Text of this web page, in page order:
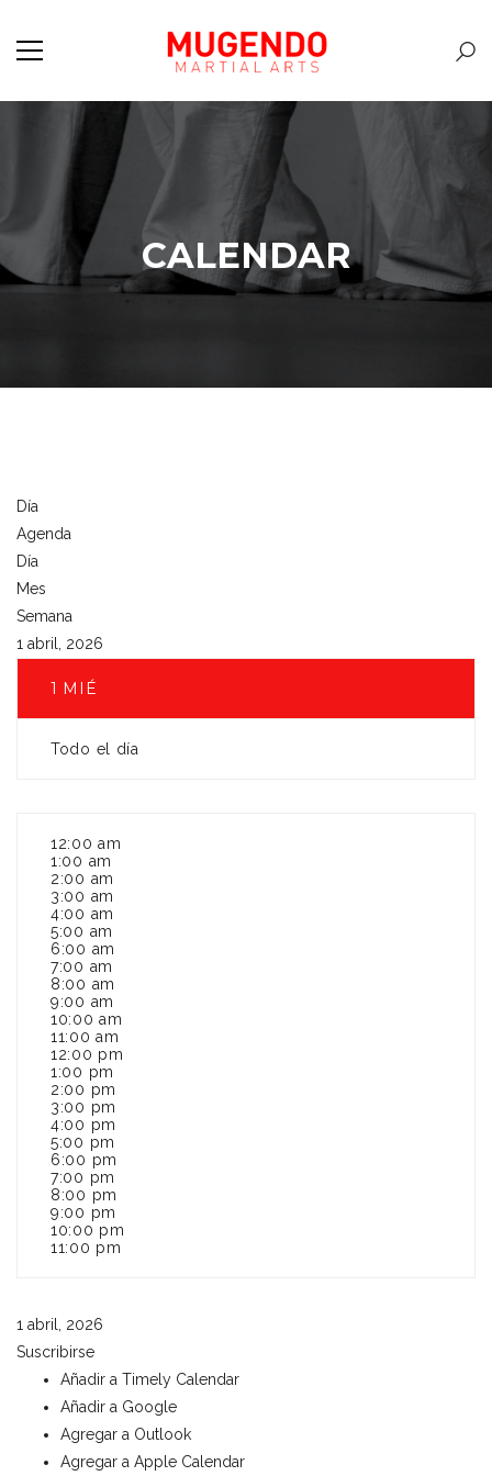
CALENDAR
Día
Agenda
Día
Mes
Semana
1 abril, 2026
1 MIÉ
Todo el día
12:00 am
1:00 am
2:00 am
3:00 am
4:00 am
5:00 am
6:00 am
7:00 am
8:00 am
9:00 am
10:00 am
11:00 am
12:00 pm
1:00 pm
2:00 pm
3:00 pm
4:00 pm
5:00 pm
6:00 pm
7:00 pm
8:00 pm
9:00 pm
10:00 pm
11:00 pm
1 abril, 2026
Suscribirse
Añadir a Timely Calendar
Añadir a Google
Agregar a Outlook
Agregar a Apple Calendar